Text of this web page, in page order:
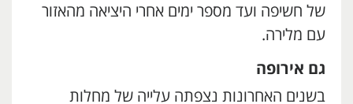
של חשיפה ועד מספר ימים אחרי היציאה מהאזור
עם מלירה.
גם אירופה
בשנים האחרונות נצפתה עלייה של מחלות